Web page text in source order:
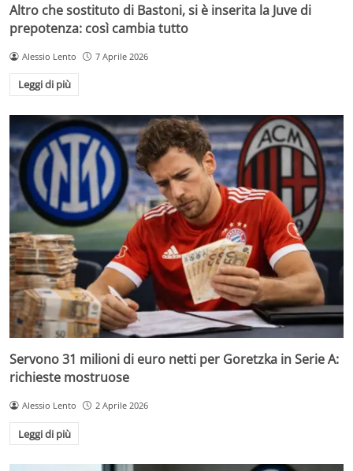
Altro che sostituto di Bastoni, si è inserita la Juve di
prepotenza: così cambia tutto
Alessio Lento 7 Aprile 2026
Leggi di più
Servono 31 milioni di euro netti per Goretzka in Serie A:
richieste mostruose
Alessio Lento 2 Aprile 2026
Leggi di più